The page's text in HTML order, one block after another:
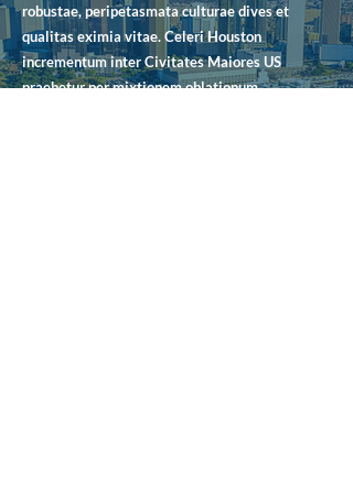
robustae, peripetasmata culturae dives et
qualitas eximia vitae. Celeri Houston
incrementum inter Civitates Maiores US
praebetur per mixtionem oblationum